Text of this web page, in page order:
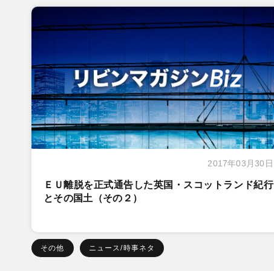
2017年03月30日
ＥＵ離脱を正式通告した英国・スコットランド紀行
とその国土（その２）
その他 ニュース/時事ネタ